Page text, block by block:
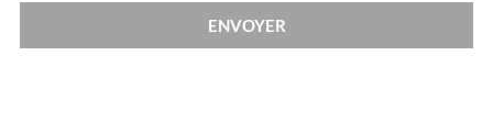
ENVOYER